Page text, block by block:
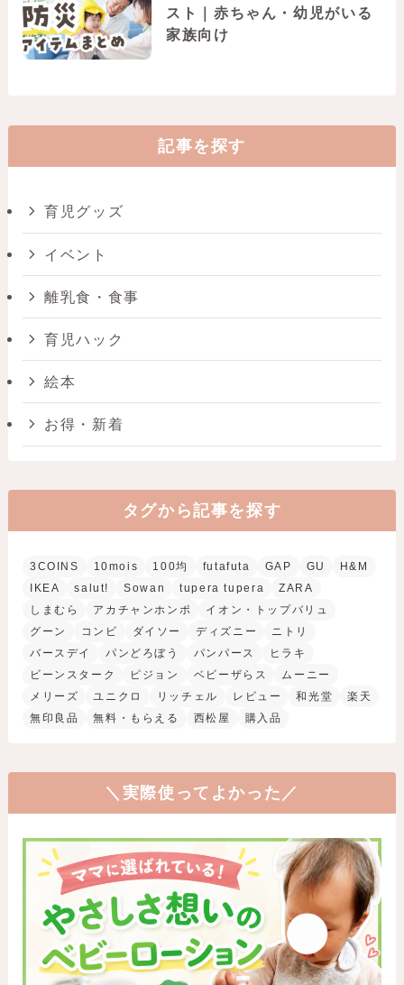
スト｜赤ちゃん・幼児がいる
家族向け
記事を探す
育児グッズ
イベント
離乳食・食事
育児ハック
絵本
お得・新着
タグから記事を探す
3COINS 10mois 100均 futafuta GAP GU
H&M
IKEA
salut! Sowan tupera tupera
ZARA
しまむら
アカチャンホンポ
イオン・トップバリュ
グーン
コンビ ダイソー ディズニー
ニトリ
バースデイ
パンどろぼう パンパース
ヒラキ
ビーンスターク
ピジョン ベビーザらス
ムーニー
メリーズ
ユニクロ リッチェル レビュー 和光堂
楽天
無印良品
無料・もらえる 西松屋 購入品
＼実際使ってよかった／